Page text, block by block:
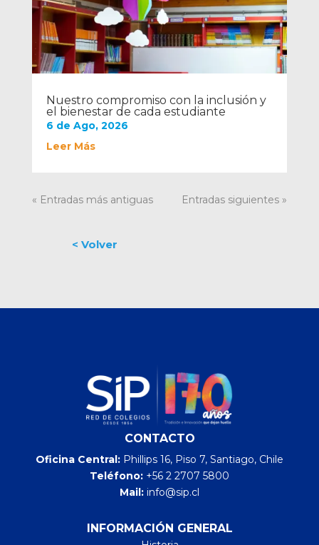
Nuestro compromiso con la inclusión y
el bienestar de cada estudiante
6 de Ago, 2026
Leer Más
« Entradas más antiguas Entradas siguientes »
CONTACTO
Oficina Central: Phillips 16, Piso 7, Santiago, Chile
Teléfono: +56 2 2707 5800
Mail: info@sip.cl
INFORMACIÓN GENERAL